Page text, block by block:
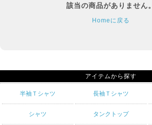
該当の商品がありません。
Homeに戻る
アイテムから探す
半袖Ｔシャツ 長袖Ｔシャツ
シャツ タンクトップ